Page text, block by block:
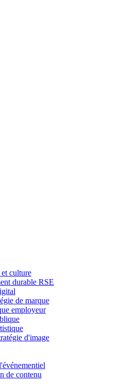
culture
durable RSE
de marque
employeur
d'image
de contenu